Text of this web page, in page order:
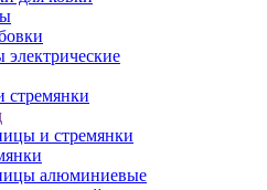
электрические
стремянки
и стремянки
алюминиевые